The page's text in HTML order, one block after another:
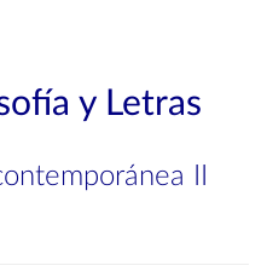
y Letras
II